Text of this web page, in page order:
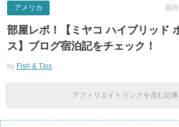
最
アメリカ
部屋レポ！【ミヤコ ハイブリッド
ス】ブログ宿泊記をチェック！
by Fish & Tips
アフィリエイトリンクを含む記